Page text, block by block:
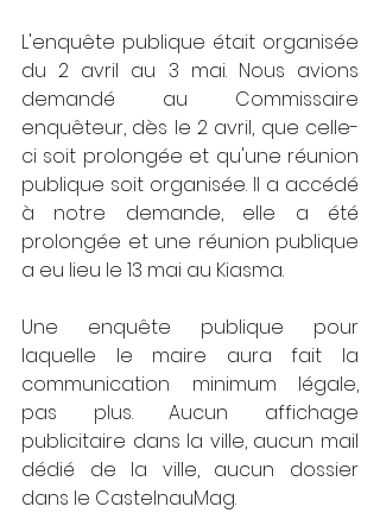
L'enquête publique était organisée
du 2 avril au 3 mai. Nous avions
demandé au Commissaire
enquêteur, dès le 2 avril, que celle-
ci soit prolongée et qu'une réunion
publique soit organisée. lI a accédé
à notre demande, elle a été
prolongée et une réunion publique
a eu lieu le 13 mai au Kiasma.
Une enquête publique pour
laquelle le maire aura fait la
communication minimum légale,
pas plus. Aucun affichage
publicitaire dans la ville, aucun mail
dédié de la ville, aucun dossier
dans le CastelnauMag.